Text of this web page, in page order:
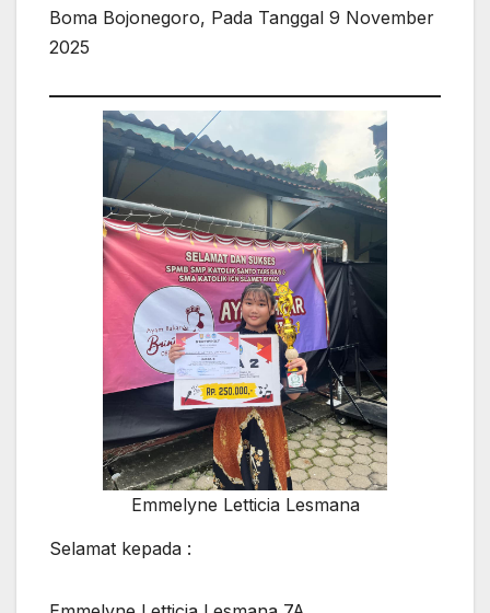
Boma Bojonegoro, Pada Tanggal 9 November
2025
Emmelyne Letticia Lesmana
Selamat kepada :